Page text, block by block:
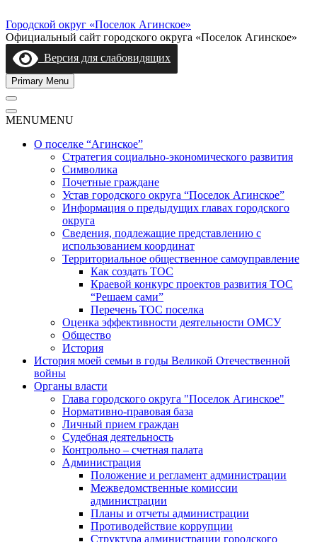
to
content
Городской округ «Поселок Агинское»
Официальный сайт городского округа «Поселок Агинское»
Версия для слабовидящих
Primary Menu
MENUMENU
О поселке “Агинское”
Стратегия социально-экономического развития
Символика
Почетные граждане
Устав городского округа “Поселок Агинское”
Информация о предыдущих главах городского
округа
Сведения, подлежащие представлению с
использованием координат
Территориальное общественное самоуправление
Как создать ТОС
Краевой конкурс проектов развития ТОС
“Решаем сами”
Перечень ТОС поселка
Оценка эффективности деятельности ОМСУ
Общество
История
История моей семьи в годы Великой Отечественной
войны
Органы власти
Глава городского округа "Поселок Агинское"
Нормативно-правовая база
Личный прием граждан
Судебная деятельность
Контрольно – счетная палата
Администрация
Положение и регламент администрации
Межведомственные комиссии
администрации
Планы и отчеты администрации
Противодействие коррупции
Структура администрации городского